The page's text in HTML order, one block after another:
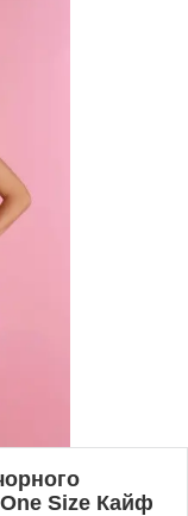
Size Кайф